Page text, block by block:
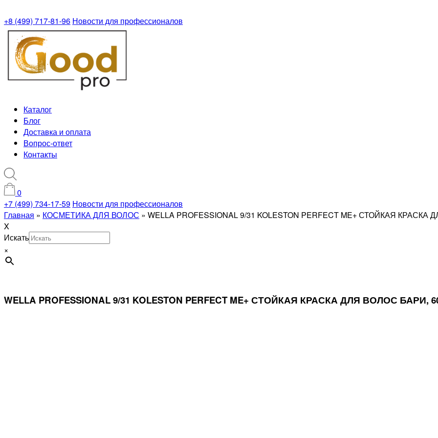
+8 (499) 717-81-96 Новости для профессионалов
Каталог
Блог
Доставка и оплата
Вопрос-ответ
Контакты
0
+7 (499) 734-17-59 Новости для профессионалов
Главная » КОСМЕТИКА ДЛЯ ВОЛОС » WELLA PROFESSIONAL 9/31 KOLESTON PERFECT ME+ СТОЙКАЯ
X
Искать
×
WELLA PROFESSIONAL 9/31 KOLESTON PERFECT ME+ СТОЙКАЯ КРАСКА ДЛЯ ВОЛОС БАРИ,